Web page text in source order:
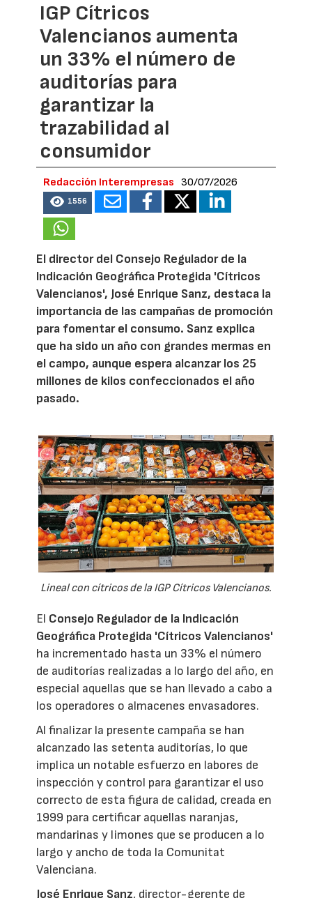
IGP Cítricos
Valencianos aumenta
un 33% el número de
auditorías para
garantizar la
trazabilidad al
consumidor
Redacción Interempresas 30/07/2026
1556
El director del Consejo Regulador de la
Indicación Geográfica Protegida 'Cítricos
Valencianos', José Enrique Sanz, destaca la
importancia de las campañas de promoción
para fomentar el consumo. Sanz explica
que ha sido un año con grandes mermas en
el campo, aunque espera alcanzar los 25
millones de kilos confeccionados el año
pasado.
Lineal con cítricos de la IGP Cítricos Valencianos.
El Consejo Regulador de la Indicación
Geográfica Protegida 'Cítricos Valencianos'
ha incrementado hasta un 33% el número
de auditorías realizadas a lo largo del año, en
especial aquellas que se han llevado a cabo a
los operadores o almacenes envasadores.
Al finalizar la presente campaña se han
alcanzado las setenta auditorías, lo que
implica un notable esfuerzo en labores de
inspección y control para garantizar el uso
correcto de esta figura de calidad, creada en
1999 para certificar aquellas naranjas,
mandarinas y limones que se producen a lo
largo y ancho de toda la Comunitat
Valenciana.
José Enrique Sanz, director-gerente de